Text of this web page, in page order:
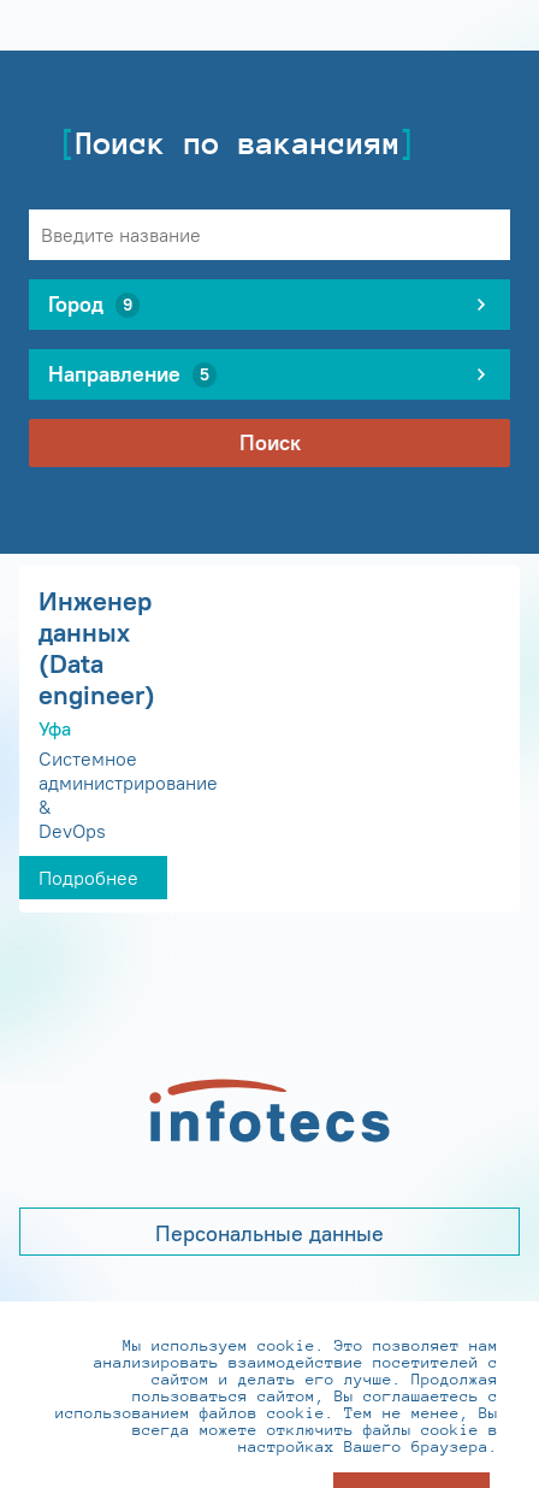
Поиск по вакансиям
Город 9
Направление 5
Поиск
Инженер
данных
(Data
engineer)
Уфа
Системное
администрирование
&
DevOps
Подробнее
Персональные данные
+7 (495) 737-6192, 8-800-250-0-260
practice@infotecs.ru,hr@infotecs.ru
127273, г. Москва, Отрадная ул., 2Б строение 1
Мы используем cookie. Это позволяет нам
анализировать взаимодействие посетителей с
сайтом и делать его лучше. Продолжая
пользоваться сайтом, Вы соглашаетесь с
использованием файлов cookie. Тем не менее, Вы
всегда можете отключить файлы cookie в
настройках Вашего браузера.